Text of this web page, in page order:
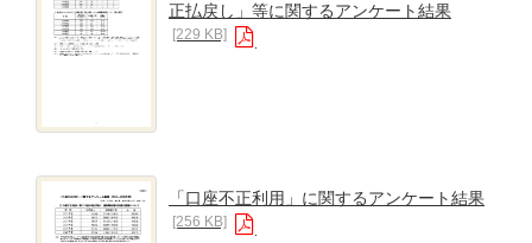
正払戻し」等に関するアンケート結果
[229 KB]
「口座不正利用」に関するアンケート結果
[256 KB]